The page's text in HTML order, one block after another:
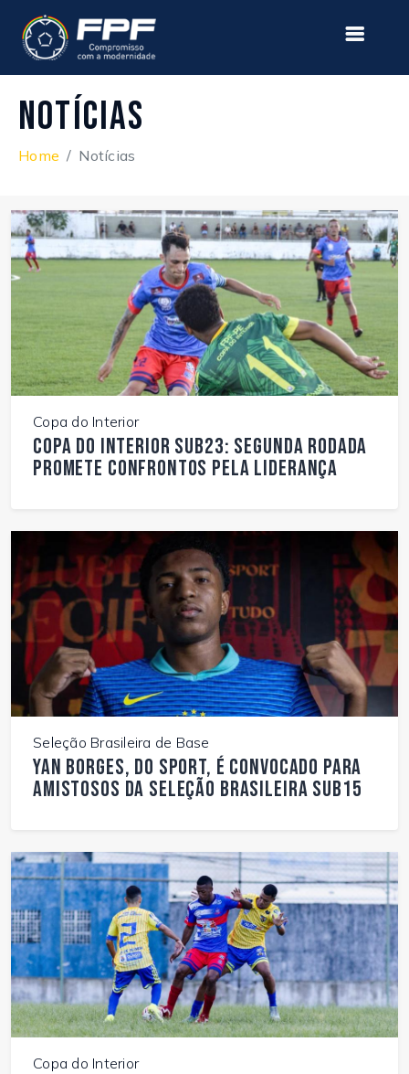
Notícias
Home Notícias
Copa do Interior
Copa do Interior Sub23: segunda rodada
promete confrontos pela liderança
Seleção Brasileira de Base
Yan Borges, do Sport, é convocado para
amistosos da Seleção Brasileira Sub15
Copa do Interior